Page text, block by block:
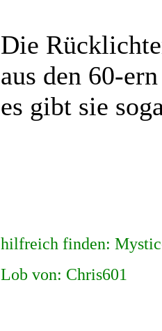
Die
aus den 60-
es gibt sie
hilfreich finden:
Lob von: Chris601